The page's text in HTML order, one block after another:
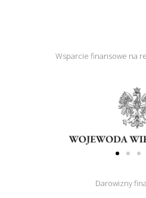
Wsparcie finansowe na
Darowizny